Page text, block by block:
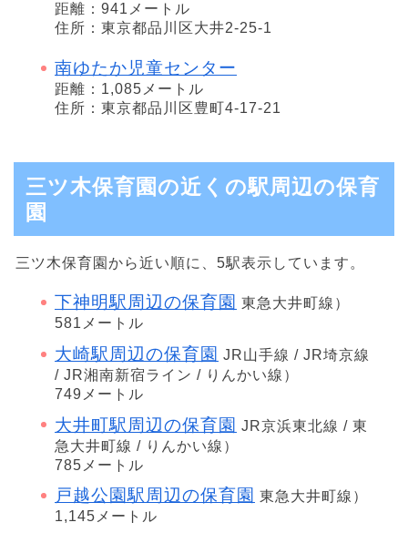
距離：941メートル
住所：東京都品川区大井2-25-1
南ゆたか児童センター
距離：1,085メートル
住所：東京都品川区豊町4-17-21
三ツ木保育園の近くの駅周辺の保育
園
三ツ木保育園から近い順に、5駅表示しています。
下神明駅周辺の保育園 東急大井町線）
581メートル
大崎駅周辺の保育園 JR山手線 / JR埼京線
/ JR湘南新宿ライン / りんかい線）
749メートル
大井町駅周辺の保育園 JR京浜東北線 / 東
急大井町線 / りんかい線）
785メートル
戸越公園駅周辺の保育園 東急大井町線）
1,145メートル